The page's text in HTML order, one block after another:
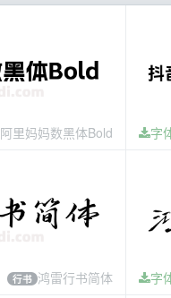
阿里妈妈数黑体Bold 字
行书 鸿雷行书简体 字